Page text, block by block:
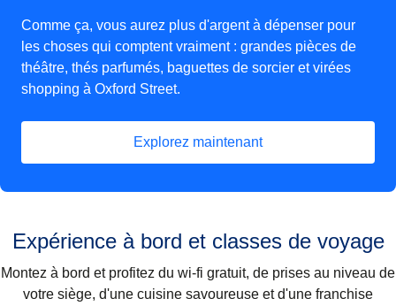
Comme ça, vous aurez plus d'argent à dépenser pour
les choses qui comptent vraiment : grandes pièces de
théâtre, thés parfumés, baguettes de sorcier et virées
shopping à Oxford Street.
Explorez maintenant
(Ouvre un nouvel onglet
Expérience à bord et classes de voyage
Montez à bord et profitez du wi-fi gratuit, de prises au niveau de
votre siège, d'une cuisine savoureuse et d'une franchise